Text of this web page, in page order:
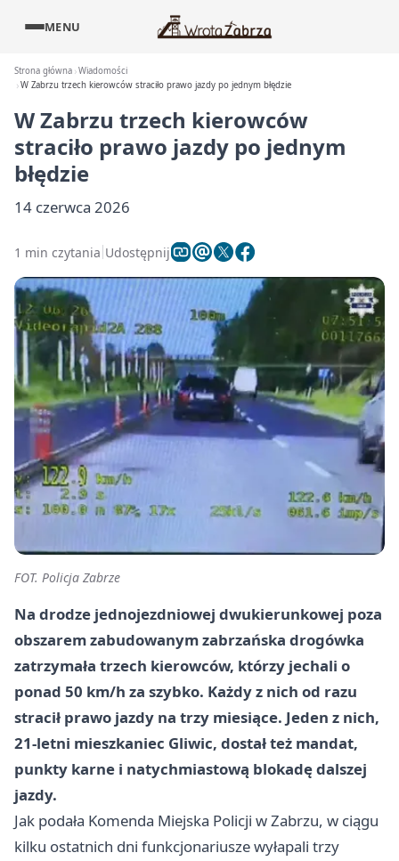
MENU
Strona główna Wiadomości
W Zabrzu trzech kierowców straciło prawo jazdy po jednym błędzie
W Zabrzu trzech kierowców
straciło prawo jazdy po jednym
błędzie
14 czerwca 2026
1 min czytania Udostępnij
FOT. Policja Zabrze
Na drodze jednojezdniowej dwukierunkowej poza
obszarem zabudowanym zabrzańska drogówka
zatrzymała trzech kierowców, którzy jechali o
ponad 50 km/h za szybko. Każdy z nich od razu
stracił prawo jazdy na trzy miesiące. Jeden z nich,
21-letni mieszkaniec Gliwic, dostał też mandat,
punkty karne i natychmiastową blokadę dalszej
jazdy.
Jak podała Komenda Miejska Policji w Zabrzu, w ciągu
kilku ostatnich dni funkcjonariusze wyłapali trzy